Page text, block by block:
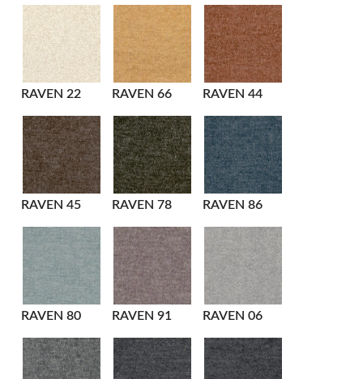
RAVEN 22 RAVEN 66 RAVEN 44
RAVEN 45 RAVEN 78 RAVEN 86
RAVEN 80 RAVEN 91 RAVEN 06